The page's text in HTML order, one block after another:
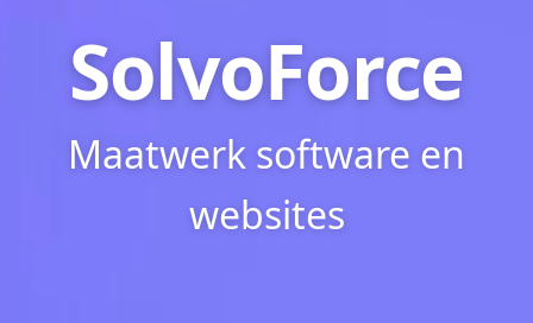
SolvoForce
Maatwerk software en
websites